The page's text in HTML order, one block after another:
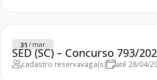
31 / mar
SED (SC) – Concurso 793/
cadastro reservavaga(s) até 28/04/